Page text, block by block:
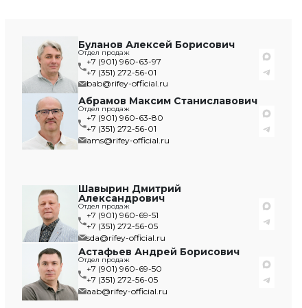
Буланов Алексей Борисович
Отдел продаж
+7 (901) 960-63-97
+7 (351) 272-56-01
bab@rifey-official.ru
Абрамов Максим Станиславович
Отдел продаж
+7 (901) 960-63-80
+7 (351) 272-56-01
ams@rifey-official.ru
Шавырин Дмитрий
Александрович
Отдел продаж
+7 (901) 960-69-51
+7 (351) 272-56-05
sda@rifey-official.ru
Астафьев Андрей Борисович
Отдел продаж
+7 (901) 960-69-50
+7 (351) 272-56-05
aab@rifey-official.ru